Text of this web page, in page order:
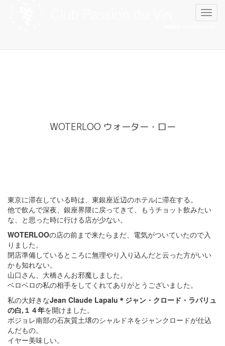
WOTERLOO ウォーター・ロー
東京に滞在している時は、東銀座近辺のホテルに滞在する。
他で飲んで深夜、銀座界隈に戻ってきて、もうチョット飲みたい
な、と思った時に行ける店が少ない。
WOTERLOOの店の前まで来たらまだ、電気がついていたので入
りました。
閉店準備しているところに無理やり入り込んだと云った方がいい
かも知れない。
山口さん、大橋さんお邪魔しました。
ベロベロの私の相手をしてくれてありがとうございました。
私の大好きなJean Claude Lapalu＊ジャン・クロード・ラパリュ
の白,１４年を開けました。
ボジョレ南部の石灰質土壌のシャルドネをジャンクロードが仕込
んだもの。
イヤー美味しい。